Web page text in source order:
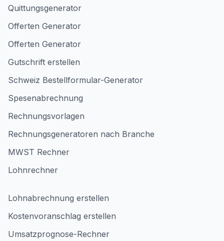
Quittungsgenerator
Offerten Generator
Offerten Generator
Gutschrift erstellen
Schweiz Bestellformular-Generator
Spesenabrechnung
Rechnungsvorlagen
Rechnungsgeneratoren nach Branche
MWST Rechner
Lohnrechner
Lohnabrechnung erstellen
Kostenvoranschlag erstellen
Umsatzprognose-Rechner